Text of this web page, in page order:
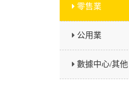
零售業
公用業
數據中心/其他